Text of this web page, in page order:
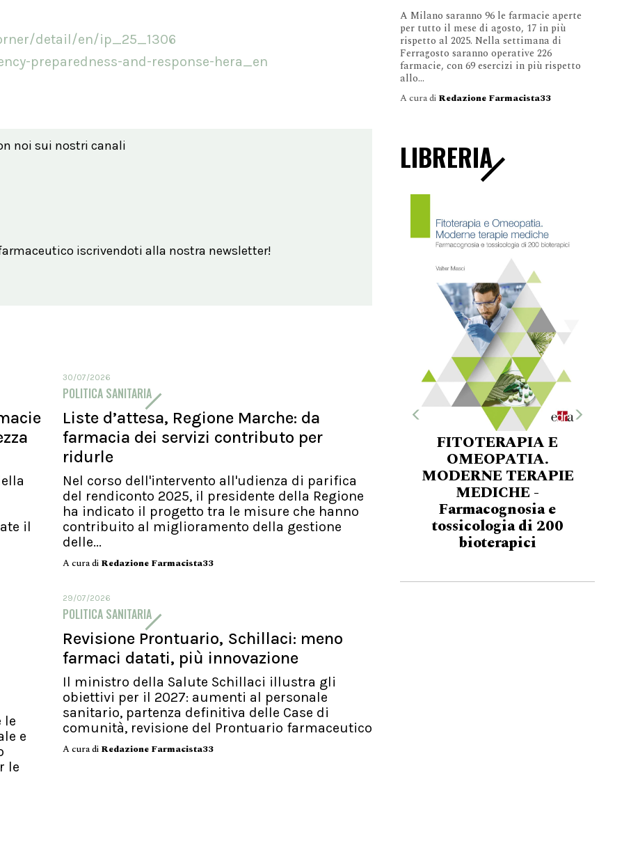
detail/en/ip_25_1306
preparedness-and-response-hera_en
noi sui nostri canali
iscrivendoti alla nostra newsletter!
il
30/07/2026
POLITICA SANITARIA
Liste d’attesa, Regione Marche: da
farmacia dei servizi contributo per
ridurle
Nel corso dell'intervento all'udienza di parifica
del rendiconto 2025, il presidente della Regione
ha indicato il progetto tra le misure che hanno
contribuito al miglioramento della gestione
delle...
A cura di Redazione Farmacista33
le
e
le
29/07/2026
POLITICA SANITARIA
Revisione Prontuario, Schillaci: meno
farmaci datati, più innovazione
Il ministro della Salute Schillaci illustra gli
obiettivi per il 2027: aumenti al personale
sanitario, partenza definitiva delle Case di
comunità, revisione del Prontuario farmaceutico
A cura di Redazione Farmacista33
A Milano saranno 96 le farmacie aperte
per tutto il mese di agosto, 17 in più
rispetto al 2025. Nella settimana di
Ferragosto saranno operative 226
farmacie, con 69 esercizi in più rispetto
allo...
A cura di Redazione Farmacista33
LIBRERIA
FITOTERAPIA E
OMEOPATIA.
MODERNE TERAPIE
MEDICHE -
Farmacognosia e
tossicologia di 200
bioterapici